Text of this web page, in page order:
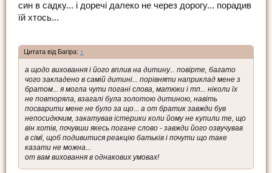
син в садку... і доречі далеко не через дорогу... порадив
їй хтось...
Цитата від Багіра: ↑
а щодо виховання і його вплив на дитину... повірте, багато
чого закладено в самій дитині... порівняти наприклад мене з
братом... я могла чути погані слова, матюки і тп... ніколи їх
не повторяла, взагалі була золотою дитиною, навіть
посварити мене не було за що... а от братик завжди був
непосидючим, закатував істерики коли йому не купили те, що
він хотів, почувши якесь погане слово - завжди його озвучував
в сімї, щоб подивитися реакцію батьків і почути що таке
казати не можна...
от вам виховання в однакових умовах!